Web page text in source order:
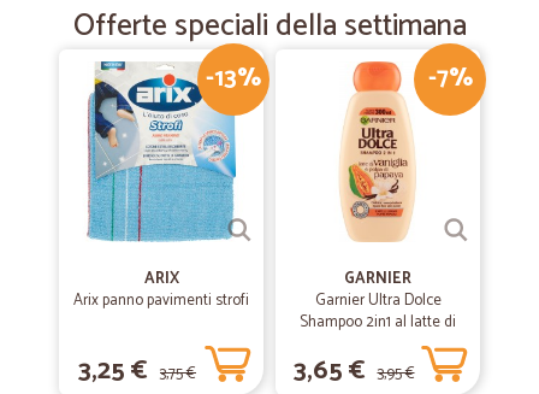
Offerte speciali della settimana
-13%
ARIX
Arix panno pavimenti strofi
3,25 € 3,75 €
-7%
GARNIER
Garnier Ultra Dolce
Shampoo 2in1 al latte di
Vaniglia e polpa di Papaya
per capelli lunghi, 300 ml.
3,65 € 3,95 €